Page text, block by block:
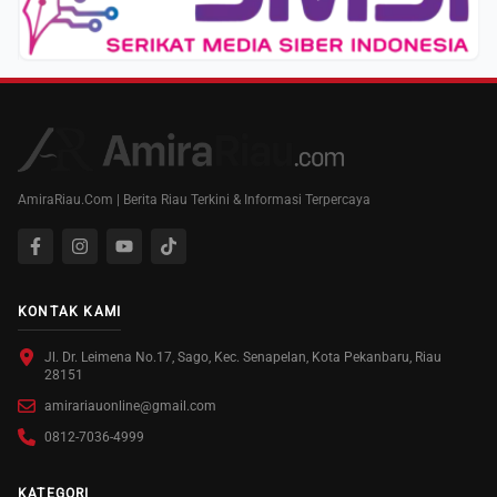
AmiraRiau.Com | Berita Riau Terkini & Informasi Terpercaya
KONTAK KAMI
Jl. Dr. Leimena No.17, Sago, Kec. Senapelan, Kota Pekanbaru, Riau
28151
amirariauonline@gmail.com
0812-7036-4999